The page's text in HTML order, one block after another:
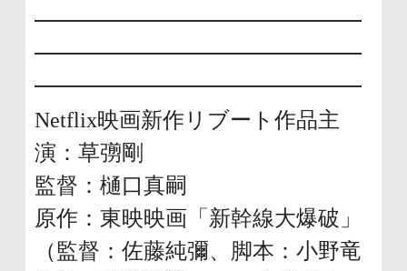
━━━━━━━━━━━━━━━
━━━━━━━━━━━━━━━
━━━━━━━━━━━━━━━
Netflix映画新作リブート作品主
演：草彅剛
監督：樋口真嗣
原作：東映映画「新幹線大爆破」
（監督：佐藤純彌、脚本：小野竜